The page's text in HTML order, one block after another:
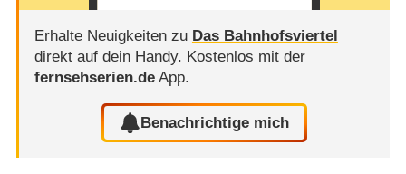
Erhalte Neuigkeiten zu Das Bahnhofsviertel
direkt auf dein Handy. Kostenlos mit der
fernsehserien.deApp.
Benachrichtige mich